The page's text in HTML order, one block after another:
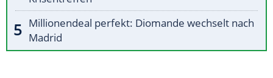
Millionendeal perfekt: Diomande wechselt nach
Madrid